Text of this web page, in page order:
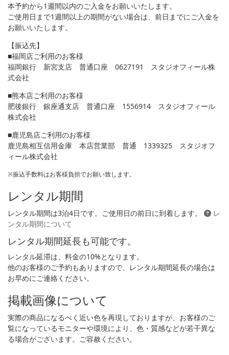
本予約から1週間以内のご入金をお願いいたします。
ご使用日まで1週間以上の期間がない場合は、前日までにご入金を
お願いいたします。
【振込先】
■福岡店ご利用のお客様
福岡銀行 新宮支店 普通口座 0627191 スタジオフィール株
式会社
■熊本店ご利用のお客様
肥後銀行 銀座通支店 普通口座 1556914 スタジオフィール
株式会社
■鹿児島店ご利用のお客様
鹿児島相互信用金庫 本店営業部 普通 1339325 スタジオフ
ィール株式会社
※振込手数料はお客様負担でお願い致します。
レンタル期間
レンタル期間は3泊4日です。ご使用日の前日に到着します。
レ
ンタル期間について
レンタル期間延長も可能です。
レンタル延滞は、料金の10%となります。
他のお客様のご予約もありますので、レンタル期間延長の場合は
お早めにご連絡ください。
掲載画像について
実際の商品になるべく近い色を再現しておりますが、お客様のご
覧になっているモニターや環境により、色・質感などが若干異な
る場合がございます。ご容赦ください。